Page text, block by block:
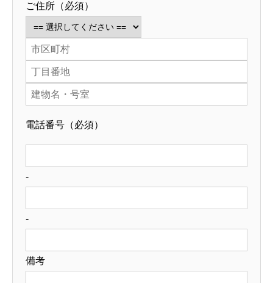
ご住所 （必須）
電話番号 （必須）
-
-
備考